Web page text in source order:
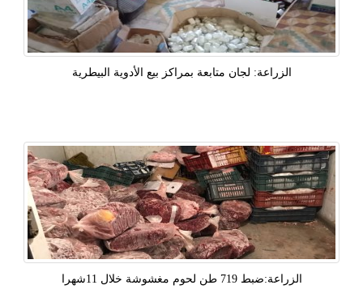
الزراعة: لجان متابعة بمراكز بيع الأدوية البيطرية
الزراعة:ضبط 719 طن لحوم مغشوشة خلال 11شهرا